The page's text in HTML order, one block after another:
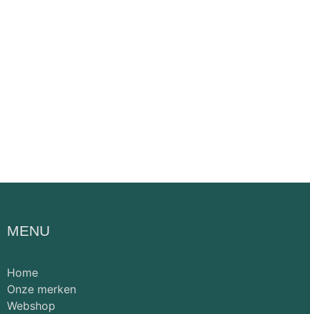
MENU
Home
Onze merken
Webshop